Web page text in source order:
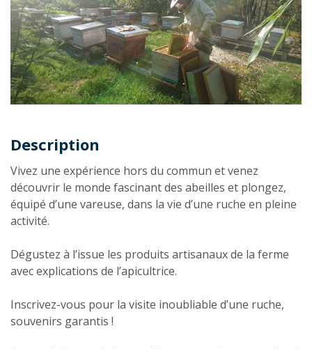
Description
Description
Vivez une expérience hors du commun et venez
découvrir le monde fascinant des abeilles et plongez,
équipé d’une vareuse, dans la vie d’une ruche en pleine
activité.
Dégustez à l’issue les produits artisanaux de la ferme
avec explications de l’apicultrice.
Inscrivez-vous pour la visite inoubliable d’une ruche,
souvenirs garantis !